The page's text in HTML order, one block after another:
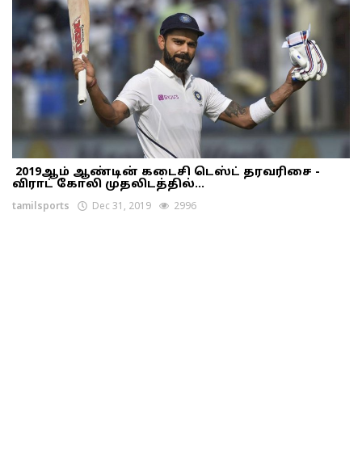
2019ஆம் ஆண்டின் கடைசி டெஸ்ட் தரவரிசை -
விராட் கோலி முதலிடத்தில்...
tamilsports Dec 31, 2019 2996